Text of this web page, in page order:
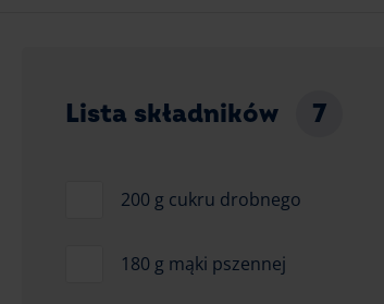
Lista składników 7
200 g cukru drobnego
180 g mąki pszennej